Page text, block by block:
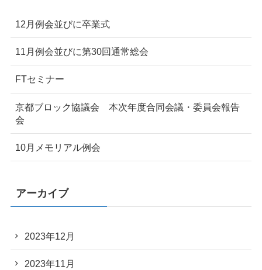
12月例会並びに卒業式
11月例会並びに第30回通常総会
FTセミナー
京都ブロック協議会 本次年度合同会議・委員会報告
会
10月メモリアル例会
アーカイブ
2023年12月
2023年11月